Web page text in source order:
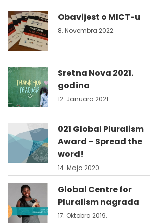
Obavijest o MICT-u
8. Novembra 2022.
Sretna Nova 2021.
godina
12. Januara 2021.
021 Global Pluralism
Award – Spread the
word!
14. Maja 2020.
Global Centre for
Pluralism nagrada
17. Oktobra 2019.